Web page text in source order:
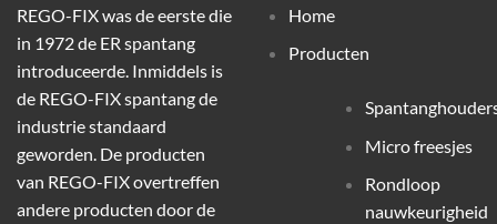
REGO-FIX was de eerste die
in 1972 de ER spantang
introduceerde. Inmiddels is
de REGO-FIX spantang de
industrie standaard
geworden. De producten
van REGO-FIX overtreffen
andere producten door de
Home
Producten
Micro freesjes
Rondloop
nauwkeurigheid